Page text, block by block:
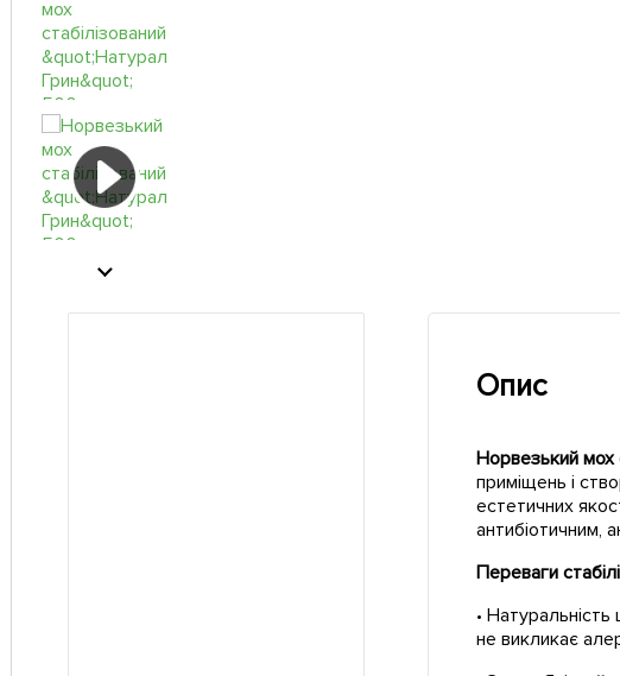
Опис
Норвезький мох
приміщень і
естетичних
антибіотичним,
Переваги
• Натуральність
не викликає